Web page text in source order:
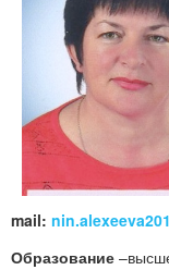
mail:
Образование